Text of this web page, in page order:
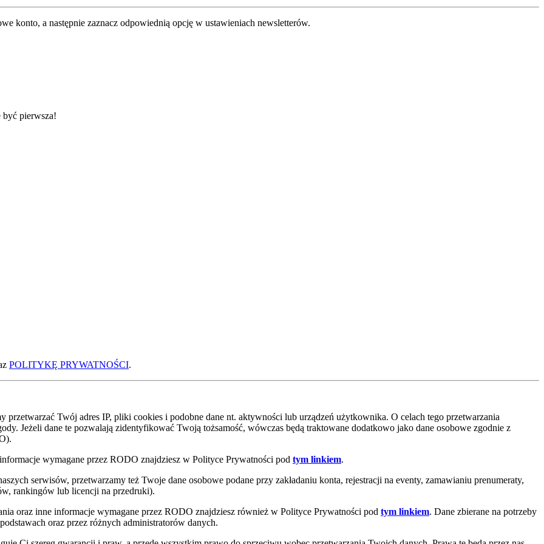
konto, a następnie zaznacz odpowiednią opcję w ustawieniach newsletterów.
pierwsza!
POLITYKĘ PRYWATNOŚCI.
Twój adres IP, pliki cookies i podobne dane nt. aktywności lub urządzeń użytkownika. O celach tego przetwarzania
Jeżeli dane te pozwalają zidentyfikować Twoją tożsamość, wówczas będą traktowane dodatkowo jako dane osobowe zgodnie z
wymagane przez RODO znajdziesz w Polityce Prywatności pod tym linkiem.
serwisów, przetwarzamy też Twoje dane osobowe podane przy zakładaniu konta, rejestracji na eventy, zamawianiu prenumeraty,
rankingów lub licencji na przedruki).
oraz inne informacje wymagane przez RODO znajdziesz również w Polityce Prywatności pod tym linkiem. Dane zbierane na potrzeby
oraz przez różnych administratorów danych.